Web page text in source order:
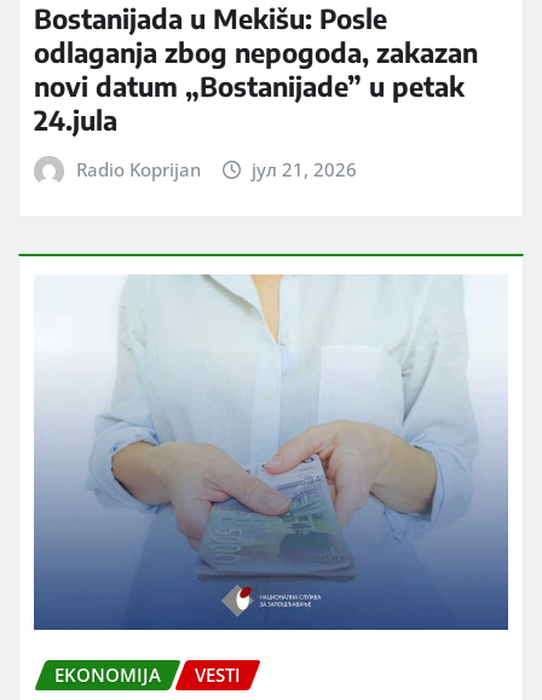
Bostanijada u Mekišu: Posle
odlaganja zbog nepogoda, zakazan
novi datum „Bostanijade” u petak
24.jula
Radio Koprijan јул 21, 2026
EKONOMIJA VESTI